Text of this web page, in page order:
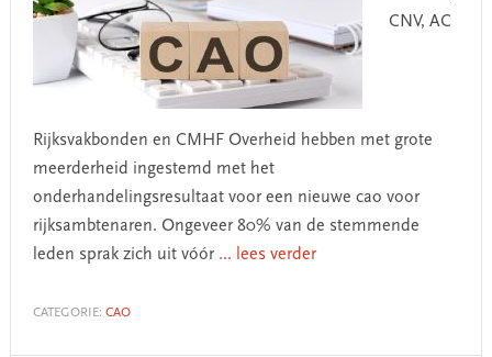
CNV, AC
Rijksvakbonden en CMHF Overheid hebben met grote
meerderheid ingestemd met het
onderhandelingsresultaat voor een nieuwe cao voor
rijksambtenaren. Ongeveer 80% van de stemmende
leden sprak zich uit vóór ... lees verder
CATEGORIE: CAO